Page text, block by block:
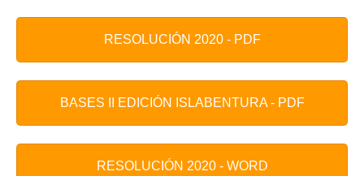
RESOLUCIÓN 2020 - PDF
BASES II EDICIÓN ISLABENTURA - PDF
RESOLUCIÓN 2020 - WORD